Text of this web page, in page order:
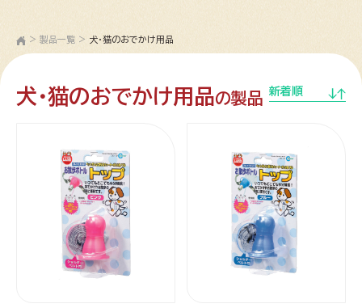
> 製品一覧 > 犬・猫のおでかけ用品
犬・猫のおでかけ用品の製品 新着順